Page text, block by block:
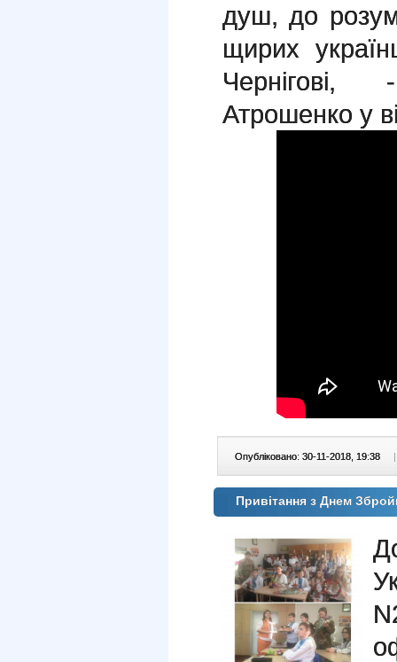
душ, до
щирих
Атрошенко у
Опубліковано: 30-11-2018, 19:38 |
Привітання з Днем